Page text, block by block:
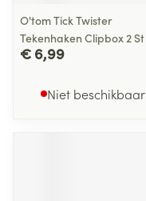
O'tom Tick Twister
Tekenhaken Clipbox 2 St
€ 6,99
Niet beschikbaar